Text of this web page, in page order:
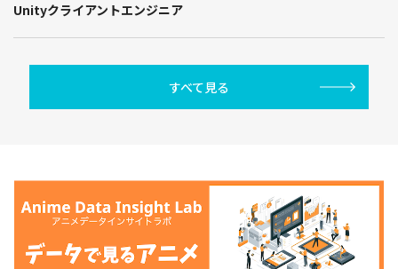
Unityクライアントエンジニア
すべて見る